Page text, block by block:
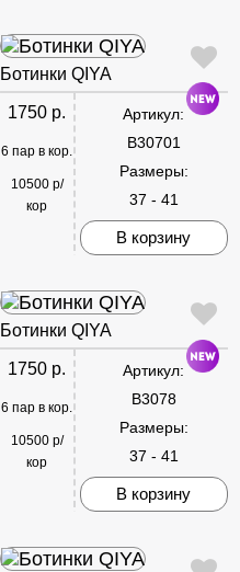
Ботинки QIYA
1750 р.
6 пар в кор.
10500 р/
кор
Артикул:
B30701
Размеры:
37 - 41
В корзину
Ботинки QIYA
1750 р.
6 пар в кор.
10500 р/
кор
Артикул:
B3078
Размеры:
37 - 41
В корзину